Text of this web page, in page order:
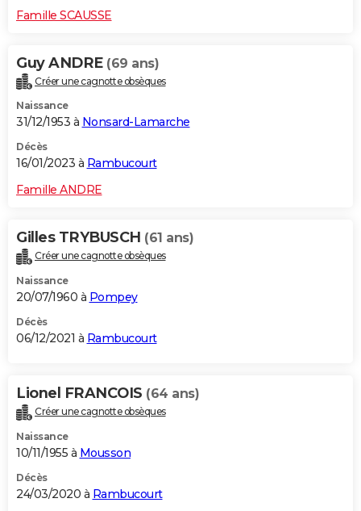
Famille SCAUSSE
Guy ANDRE (69 ans)
Créer une cagnotte obsèques
Naissance
31/12/1953 à Nonsard-Lamarche
Décès
16/01/2023 à Rambucourt
Famille ANDRE
Gilles TRYBUSCH (61 ans)
Créer une cagnotte obsèques
Naissance
20/07/1960 à Pompey
Décès
06/12/2021 à Rambucourt
Lionel FRANCOIS (64 ans)
Créer une cagnotte obsèques
Naissance
10/11/1955 à Mousson
Décès
24/03/2020 à Rambucourt